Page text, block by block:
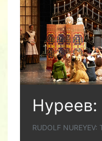
RUDOLF NUREYEV: